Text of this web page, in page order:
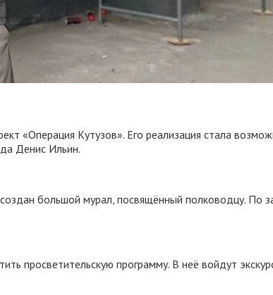
«Операция Кутузов». Его реализация стала
Денис Ильин.
большой мурал, посвящённый полководцу. По
просветительскую программу. В неё войдут